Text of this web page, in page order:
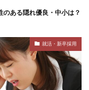
ある隠れ優良・中小は？
就活・新卒採用